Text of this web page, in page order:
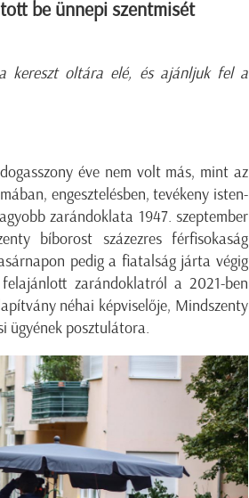
be ünnepi szentmisét
kereszt oltára elé, és ajánljuk fel a
éve nem volt más, mint az
engesztelésben, tevékeny isten-
zarándoklata 1947. szeptember
bíborost százezres férfisokaság
pedig a fiatalság járta végig
zarándoklatról a 2021-ben
néhai képviselője, Mindszenty
ügyének posztulátora.